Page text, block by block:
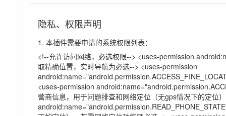
隐私、权限声明
1. 本插件需要申请的系统权限列表：
<!--允许访问网络，必选权限--> <uses-permission
取精确位置，实时导航为必选--> <uses-permission
<uses-permission
营商信息，用于问题排查和网络定位（无gps情况下的定位